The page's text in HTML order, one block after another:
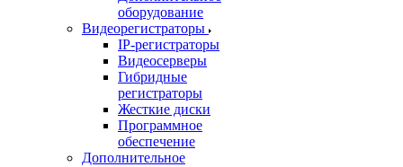
оборудование
Видеорегистраторы
IP-регистраторы
Видеосерверы
Гибридные
регистраторы
Жесткие диски
Программное
обеспечение
Дополнительное